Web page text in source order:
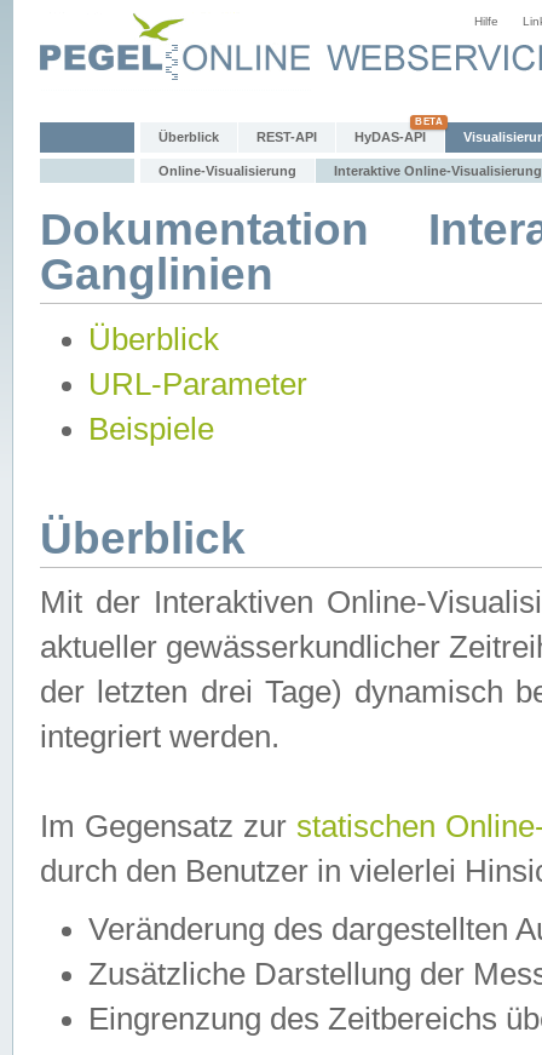
Hilfe
Überblick REST-API HyDAS-API
Online-Visualisierung Interaktive Online-Visualisierung
Dokumentation
Ganglinien
Überblick
URL-Parameter
Beispiele
Überblick
Mit der Interaktiven Online-
aktueller gewässerkundlicher
der letzten drei Tage) dynamisch
integriert werden.
Im Gegensatz zur statischen
durch den Benutzer in vielerlei
Veränderung des dargestellten
Zusätzliche Darstellung der
Eingrenzung des Zeitbereichs